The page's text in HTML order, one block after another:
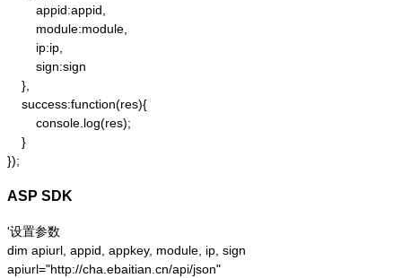
        appid:appid,
        module:module,
        ip:ip,
        sign:sign
    },
    success:function(res){
        console.log(res);
    }
});
ASP SDK
'设置参数
dim apiurl, appid, appkey, module, ip, sign
apiurl="http://cha.ebaitian.cn/api/json"